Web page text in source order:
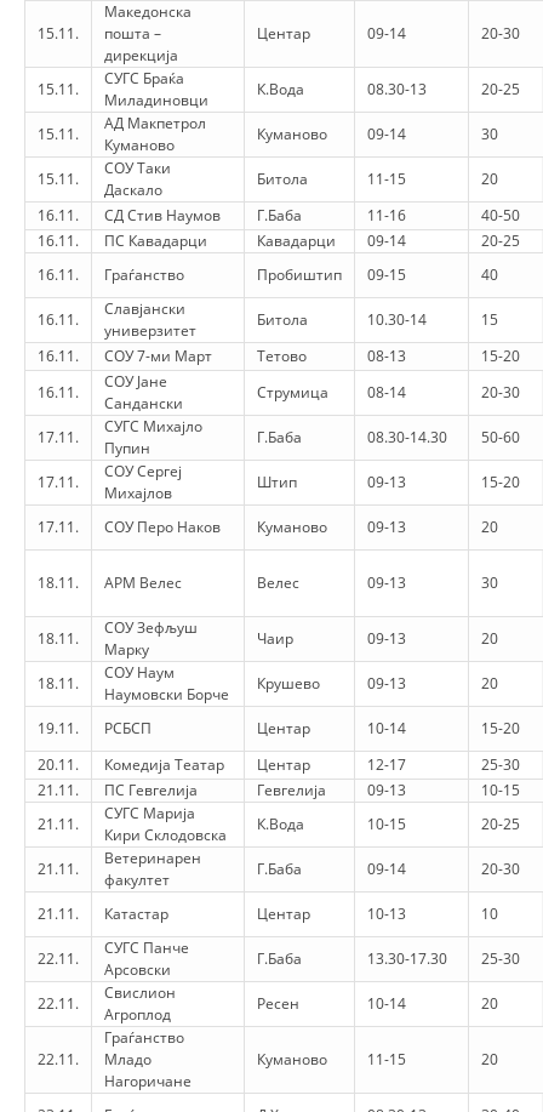
15.11.
Македонска
пошта –
дирекција
Центар 09-14 20-30
15.11.
СУГС Браќа
Миладиновци
К.Вода 08.30-13 20-25
15.11.
АД Макпетрол
Куманово
Куманово 09-14 30
15.11.
СОУ Таки
Даскало
Битола 11-15
20
16.11.
СД Стив Наумов Г.Баба 11-16
40-50
16.11.
ПС Кавадарци Кавадарци 09-14
20-25
16.11.
Граѓанство Пробиштип 09-15 40
16.11.
Славјански
универзитет
Битола 10.30-14
15
16.11.
СОУ 7-ми Март Тетово 08-13
15-20
16.11.
СОУ Јане
Сандански
Струмица 08-14 20-30
17.11.
СУГС Михајло
Пупин
Г.Баба 08.30-14.30 50-60
17.11.
СОУ Сергеј
Михајлов
Штип 09-13 15-20
17.11. СОУ Перо Наков Куманово 09-13 20
18.11. АРМ Велес Велес 09-13 30
18.11.
СОУ Зефљуш
Марку
Чаир 09-13 20
18.11.
СОУ Наум
Наумовски Борче
Крушево 09-13 20
19.11. РСБСП Центар 10-14
15-20
20.11.
Комедија Театар Центар 12-17
25-30
21.11.
ПС Гевгелија Гевгелија 09-13
10-15
21.11.
СУГС Марија
Кири Склодовска
К.Вода 10-15 20-25
21.11.
Ветеринарен
факултет
Г.Баба 09-14 20-30
21.11. Катастар Центар 10-13 10
22.11.
СУГС Панче
Арсовски
Г.Баба 13.30-17.30 25-30
22.11.
Свислион
Агроплод
Ресен 10-14 20
22.11.
Граѓанство
Младо
Нагоричане
Куманово 11-15 20